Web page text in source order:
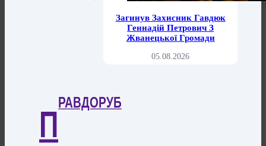
Загинув Захисник Гавдюк
Геннадій Петрович З
Жванецької Громади
05.08.2026
П
РАВДОРУБ